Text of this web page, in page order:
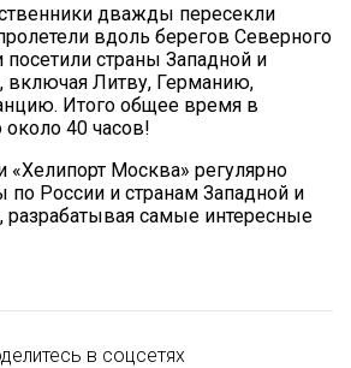
дважды пересекли
вдоль берегов Северного
посетили страны Западной и
включая Литву, Германию,
Итого общее время в
около 40 часов!
«Хелипорт Москва» регулярно
по России и странам Западной и
разрабатывая самые интересные
в соцсетях